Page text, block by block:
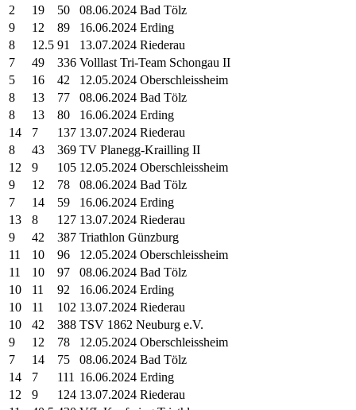
2
19 50
08.06.2024 Bad Tölz
9
12 89
16.06.2024 Erding
8
12.5 91
13.07.2024 Riederau
7
49 336 Volllast Tri-Team Schongau II
5
16 42
12.05.2024 Oberschleissheim
8
13 77
08.06.2024 Bad Tölz
8
13 80
16.06.2024 Erding
14
7 137 13.07.2024 Riederau
8
43 369 TV Planegg-Krailling II
12
9 105 12.05.2024 Oberschleissheim
9
12 78
08.06.2024 Bad Tölz
7
14 59
16.06.2024 Erding
13
8 127 13.07.2024 Riederau
9
42 387 Triathlon Günzburg
11
10 96
12.05.2024 Oberschleissheim
11
10 97
08.06.2024 Bad Tölz
10
11 92
16.06.2024 Erding
10
11 102 13.07.2024 Riederau
10
42 388 TSV 1862 Neuburg e.V.
9
12 78
12.05.2024 Oberschleissheim
7
14 75
08.06.2024 Bad Tölz
14
7 111 16.06.2024 Erding
12
9 124 13.07.2024 Riederau